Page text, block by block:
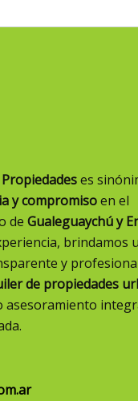
es
y compromisoen el
de Gualeguaychú y
brindamos
y
de propiedades
asesoramiento